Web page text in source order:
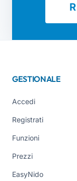
GESTIONALE
Accedi
Registrati
Funzioni
Prezzi
EasyNido